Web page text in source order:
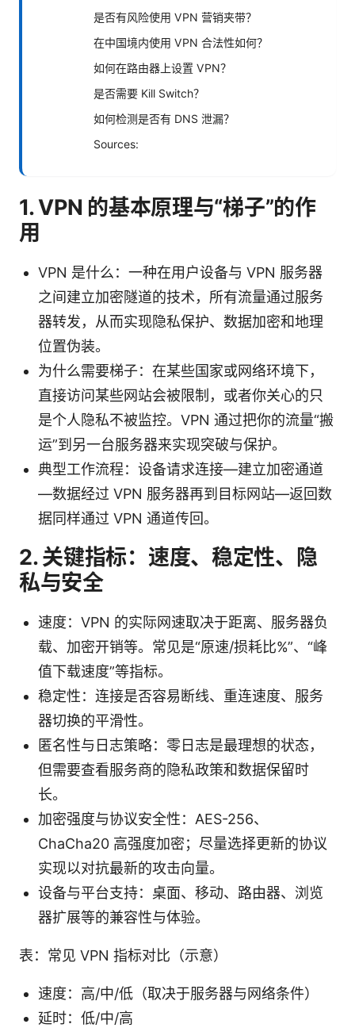
是否有风险使用 VPN 营销夹带？
在中国境内使用 VPN 合法性如何？
如何在路由器上设置 VPN？
是否需要 Kill Switch？
如何检测是否有 DNS 泄漏？
Sources:
1. VPN 的基本原理与“梯子”的作
用
VPN 是什么：一种在用户设备与 VPN 服务器
之间建立加密隧道的技术，所有流量通过服务
器转发，从而实现隐私保护、数据加密和地理
位置伪装。
为什么需要梯子：在某些国家或网络环境下，
直接访问某些网站会被限制，或者你关心的只
是个人隐私不被监控。VPN 通过把你的流量“搬
运”到另一台服务器来实现突破与保护。
典型工作流程：设备请求连接—建立加密通道
—数据经过 VPN 服务器再到目标网站—返回数
据同样通过 VPN 通道传回。
2. 关键指标：速度、稳定性、隐
私与安全
速度：VPN 的实际网速取决于距离、服务器负
载、加密开销等。常见是“原速/损耗比%”、“峰
值下载速度”等指标。
稳定性：连接是否容易断线、重连速度、服务
器切换的平滑性。
匿名性与日志策略：零日志是最理想的状态，
但需要查看服务商的隐私政策和数据保留时
长。
加密强度与协议安全性：AES-256、
ChaCha20 高强度加密；尽量选择更新的协议
实现以对抗最新的攻击向量。
设备与平台支持：桌面、移动、路由器、浏览
器扩展等的兼容性与体验。
表：常见 VPN 指标对比（示意）
速度：高/中/低（取决于服务器与网络条件）
延时：低/中/高